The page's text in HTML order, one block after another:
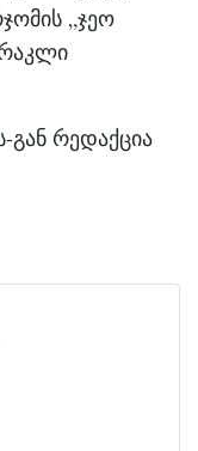
„ჯეო
გან რედაქცია